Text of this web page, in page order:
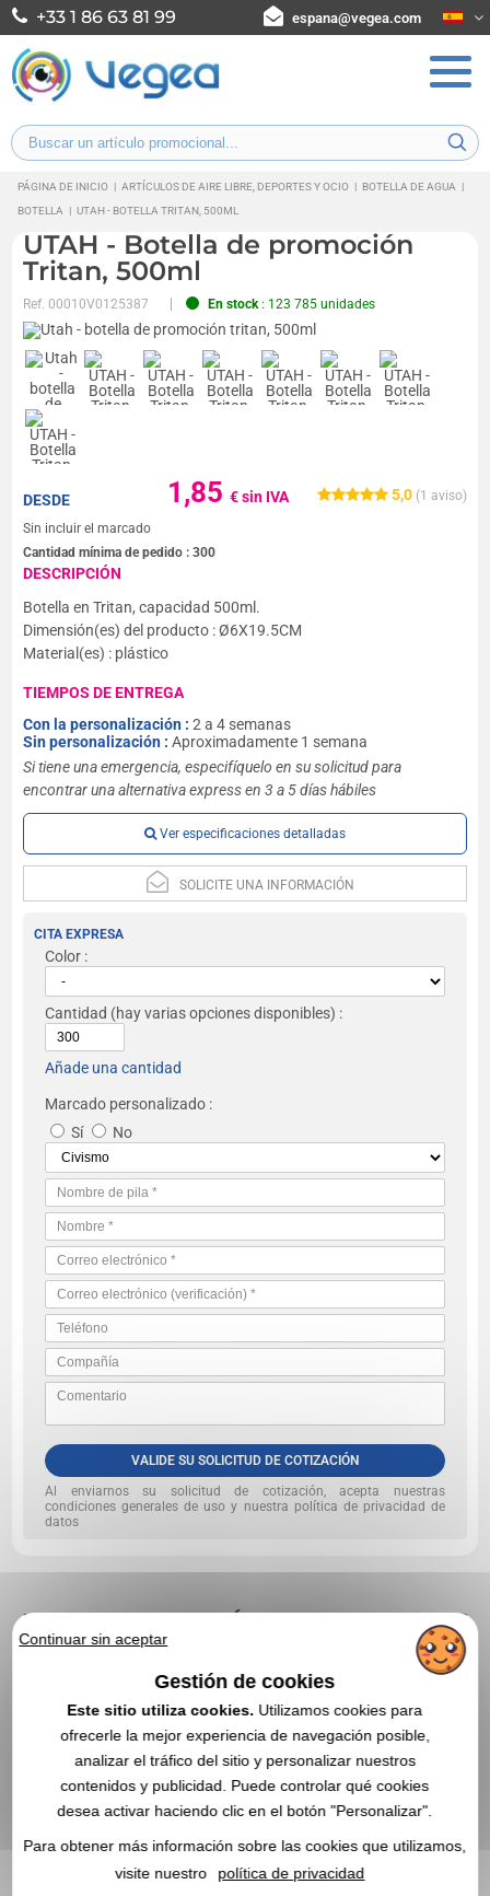
+33 1 86 63 81 99 espana@vegea.com
PÁGINA DE INICIO | ARTÍCULOS DE AIRE LIBRE, DEPORTES Y OCIO | BOTELLA DE AGUA
|
BOTELLA
| UTAH - BOTELLA TRITAN, 500ML
UTAH - Botella de promoción
Tritan, 500ml
Ref.00010V0125387 En stock: 123 785 unidades
5,0 (1 aviso)
1,85€ sin IVA
DESDE
Sin incluir el marcado
Cantidad mínima de pedido :300
DESCRIPCIÓN
Botella en Tritan, capacidad 500ml.
Dimensión(es) del producto : Ø6X19.5CM
Material(es) : plástico
TIEMPOS DE ENTREGA
Con la personalización :2 a 4 semanas
Sin personalización :Aproximadamente 1 semana
Si tiene una emergencia, especifíquelo en su solicitud para
encontrar una alternativa express en 3 a 5 días hábiles
Ver especificaciones detalladas
SOLICITE UNA INFORMACIÓN
CITA EXPRESA
Color :
Cantidad (hay varias opciones disponibles) :
Añade una cantidad
Marcado personalizado :
Sí
No
VALIDE SU SOLICITUD DE COTIZACIÓN
Al enviarnos su solicitud de cotización, acepta nuestras
condiciones generales de uso y nuestra política de privacidad de
datos
EN ESTA CATEGORÍA, ESTOS BOTELLAS
DE PROMOCIÓN TAMBIÉN PUEDEN
Réf. 00010V0125389
Botella de vidrio de 500 ml. en Utah
Continuar sin aceptar
Gestión de cookies
Este sitio utiliza cookies. Utilizamos cookies para
ofrecerle la mejor experiencia de navegación posible,
analizar el tráfico del sitio y personalizar nuestros
contenidos y publicidad. Puede controlar qué cookies
desea activar haciendo clic en el botón "Personalizar".
Para obtener más información sobre las cookies que utilizamos,
visite nuestro
política de privacidad